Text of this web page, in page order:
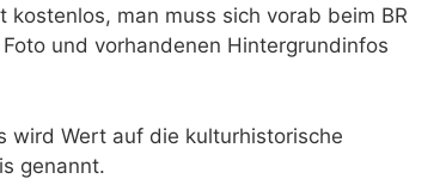
man muss sich vorab beim BR
und vorhandenen Hintergrundinfos
wird Wert auf die kulturhistorische
genannt.